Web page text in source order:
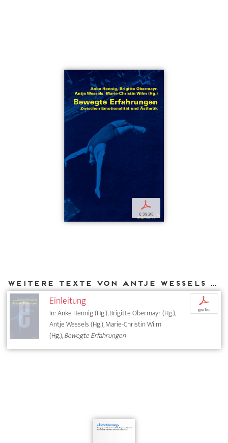
p
€ 39,95
Weitere Texte von Antje Wessels bei DIAPHANES
Einleitung
In: Anke Hennig (Hg.), Brigitte Obermayr (Hg.),
Antje Wessels (Hg.), Marie-Christin Wilm
(Hg.),Bewegte Erfahrungen
p
gratis